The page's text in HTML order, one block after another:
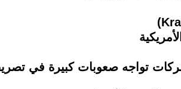
تواجه صعوبات كبيرة في